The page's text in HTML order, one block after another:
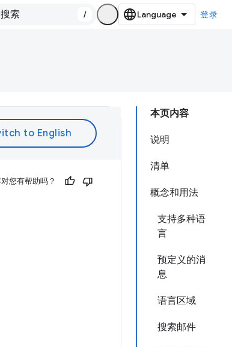
/ 登录
本页内容
说明
清单
概念和用法
支持多种语
言
预定义的消
息
语言区域
搜索邮件
您有帮助吗？